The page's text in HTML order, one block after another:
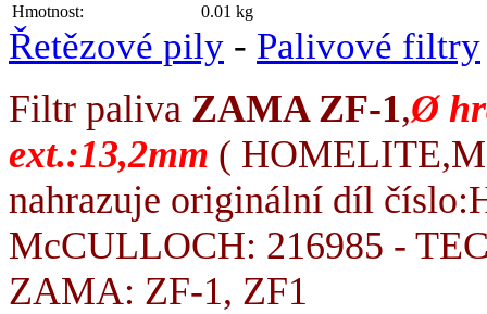
Hmotnost:
0.01 kg
Řetězové pily - Palivové filtry
Filtr paliva ZAMA ZF-1,Ø
ext.:13,2mm (
nahrazuje originální díl
McCULLOCH: 216985 -
ZAMA: ZF-1, ZF1